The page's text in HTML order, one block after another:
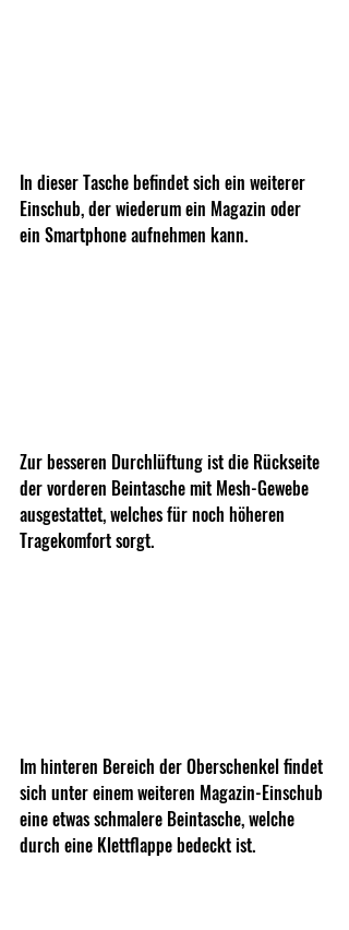
In dieser Tasche befindet sich ein weiterer
Einschub, der wiederum ein Magazin oder
ein Smartphone aufnehmen kann.
Zur besseren Durchlüftung ist die Rückseite
der vorderen Beintasche mit Mesh-Gewebe
ausgestattet, welches für noch höheren
Tragekomfort sorgt.
Im hinteren Bereich der Oberschenkel findet
sich unter einem weiteren Magazin-Einschub
eine etwas schmalere Beintasche, welche
durch eine Klettflappe bedeckt ist.